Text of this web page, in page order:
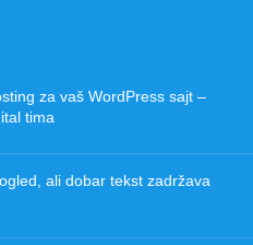
za vaš WordPress sajt –
tima
ali dobar tekst zadržava